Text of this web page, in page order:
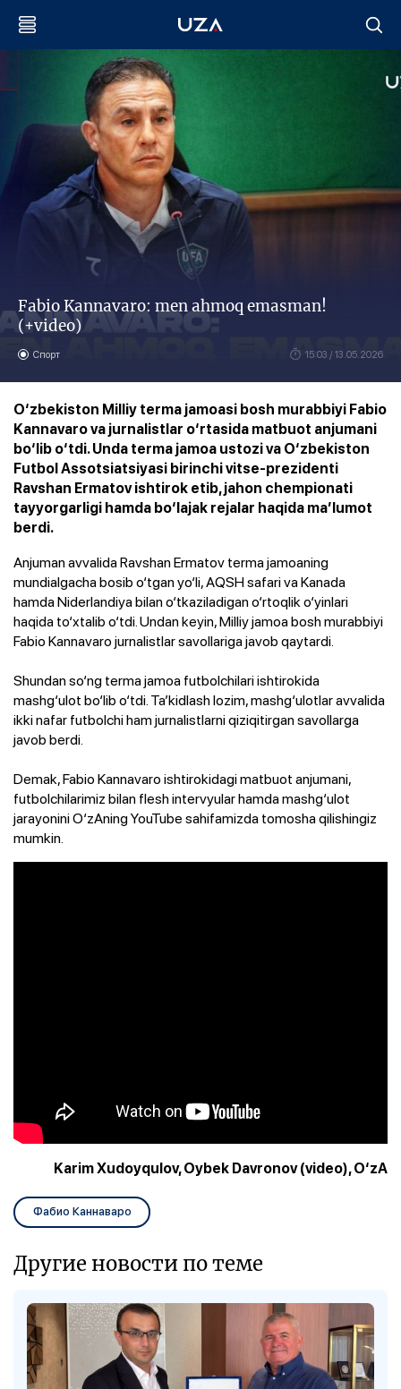
Fabio Kannavaro: men ahmoq emasman!
(+video)
Спорт 15:03 / 13.05.2026
O‘zbekiston Milliy terma jamoasi bosh murabbiyi Fabio
Kannavaro va jurnalistlar o‘rtasida matbuot anjumani
bo‘lib o‘tdi. Unda terma jamoa ustozi va O‘zbekiston
Futbol Assotsiatsiyasi birinchi vitse-prezidenti
Ravshan Ermatov ishtirok etib, jahon chempionati
tayyorgarligi hamda bo‘lajak rejalar haqida ma’lumot
berdi.
Anjuman avvalida Ravshan Ermatov terma jamoaning
mundialgacha bosib o‘tgan yo‘li, AQSH safari va Kanada
hamda Niderlandiya bilan o‘tkaziladigan o‘rtoqlik o‘yinlari
haqida to‘xtalib o‘tdi. Undan keyin, Milliy jamoa bosh murabbiyi
Fabio Kannavaro jurnalistlar savollariga javob qaytardi.
Shundan so‘ng terma jamoa futbolchilari ishtirokida
mashg‘ulot bo‘lib o‘tdi. Ta’kidlash lozim, mashg‘ulotlar avvalida
ikki nafar futbolchi ham jurnalistlarni qiziqitirgan savollarga
javob berdi.
Demak, Fabio Kannavaro ishtirokidagi matbuot anjumani,
futbolchilarimiz bilan flesh intervyular hamda mashg‘ulot
jarayonini O‘zAning YouTube sahifamizda tomosha qilishingiz
mumkin.
Karim Xudoyqulov, Oybek Davronov (video), O‘zA
Фабио Каннаваро
Другие новости по теме